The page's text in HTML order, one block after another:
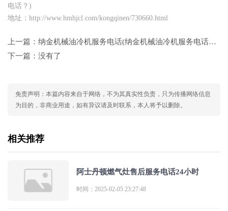
电话？)
地址：http://www.hmhjcl.com/kongqinen/730660.html
上一篇： 纳金机械油冷机服务电话(纳金机械油冷机服务电话是多少？)
下一篇：没有了
免责声明：本篇内容来自于网络，不为其真实性负责，只为传播网络信息
为目的，非商业用途，如有异议请及时联系，本人将予以删除。
相关推荐
阿士丹顿燃气灶售后服务电话24小时
时间：2025-02-05 23:27:48